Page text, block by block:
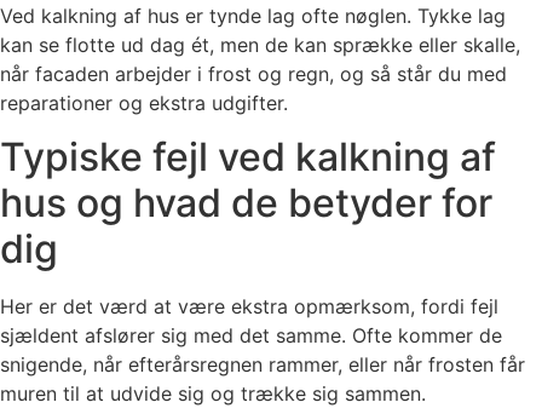
Ved kalkning af hus er tynde lag ofte nøglen. Tykke lag
kan se flotte ud dag ét, men de kan sprække eller skalle,
når facaden arbejder i frost og regn, og så står du med
reparationer og ekstra udgifter.
Typiske fejl ved kalkning af
hus og hvad de betyder for
dig
Her er det værd at være ekstra opmærksom, fordi fejl
sjældent afslører sig med det samme. Ofte kommer de
snigende, når efterårsregnen rammer, eller når frosten får
muren til at udvide sig og trække sig sammen.